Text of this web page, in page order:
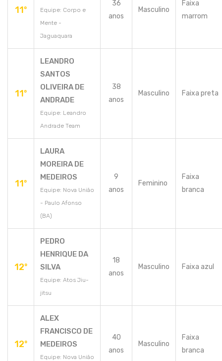
11º
Equipe: Corpo e
Mente -
Jaguaquara
36
anos
Masculino
Faixa
marrom
11º
LEANDRO
SANTOS
OLIVEIRA DE
ANDRADE
Equipe: Leandro
Andrade Team
38
anos
Masculino Faixa preta
11º
LAURA
MOREIRA DE
MEDEIROS
Equipe: Nova União
- Paulo Afonso
(BA)
9
anos
Feminino
Faixa
branca
12º
PEDRO
HENRIQUE DA
SILVA
Equipe: Atos Jiu-
jitsu
18
anos
Masculino Faixa azul
12º
ALEX
FRANCISCO DE
MEDEIROS
Equipe: Nova União
40
anos
Masculino
Faixa
branca